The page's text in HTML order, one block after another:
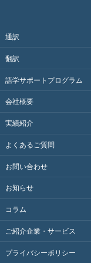
通訳
翻訳
語学サポートプログラム
会社概要
実績紹介
よくあるご質問
お問い合わせ
お知らせ
コラム
ご紹介企業・サービス
プライバシーポリシー